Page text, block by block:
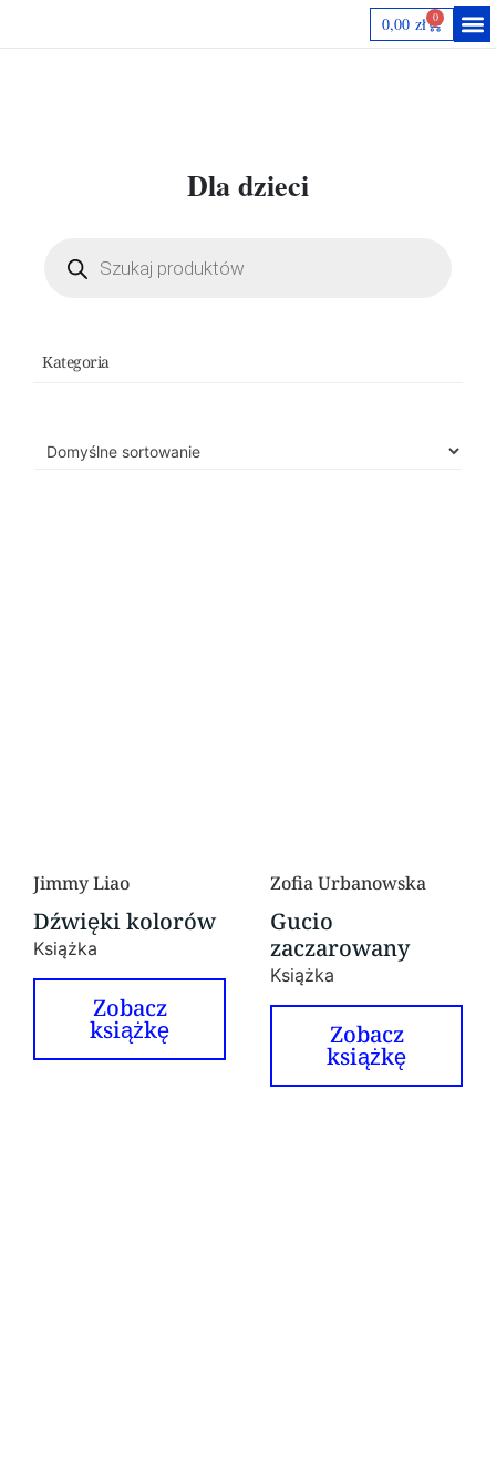
0,00 zł 0
Dla dzieci
Kategoria
Jimmy Liao
Dźwięki kolorów
Książka
Zobacz
książkę
Zofia Urbanowska
Gucio
zaczarowany
Książka
Zobacz
książkę